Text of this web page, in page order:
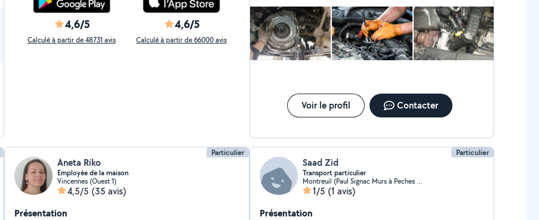
4,6/5
Calculé à partir de 48731 avis
4,6/5
Calculé à partir de 66000 avis
Voir le profil Contacter
Particulier
Aneta Riko
Employée de la maison
Vincennes (Ouest 1)
4,5/5 (35 avis)
Présentation
Particulier
Saad Zid
Transport particulier
Montreuil (Paul Signac Murs à Peches 3)
1/5 (1 avis)
Présentation